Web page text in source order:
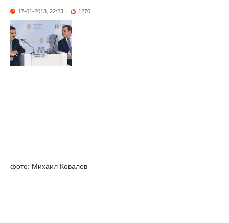
17-01-2013, 22:23 1270
фото: Михаил Ковалев